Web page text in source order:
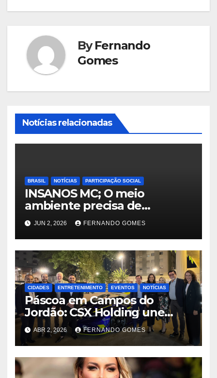
ByFernando
Gomes
Notícias relacionadas
BRASIL NOTÍCIAS PARTICIPAÇÃO SOCIAL
INSANOS MC; O meio
ambiente precisa de
atitude… e a irmandade vai
fazer a parte dela.
JUN 2, 2026 FERNANDO GOMES
CIDADES ENTRETENIMENTO EVENTOS NOTÍCIAS
Páscoa em Campos do
Jordão: CSX Holding une
velocidade e tradição com
exibição de Lamborghini
exclusiva na Praça Capivari
ABR 2, 2026 FERNANDO GOMES